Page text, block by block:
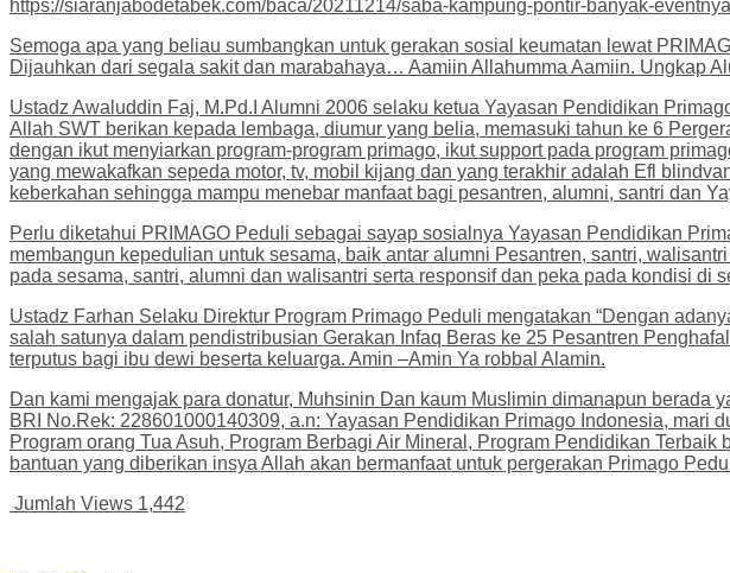
https://siaranjabodetabek.com/baca/20211214/saba-kampung-pontir-banyak-
Semoga apa yang beliau sumbangkan untuk gerakan sosial keumatan lewat
Dijauhkan dari segala sakit dan marabahaya… Aamiin Allahumma Aamiin. Ungkap
Ustadz Awaluddin Faj, M.Pd.I Alumni 2006 selaku ketua Yayasan Pendidikan
Allah SWT berikan kepada lembaga, diumur yang belia, memasuki tahun ke 6
dengan ikut menyiarkan program-program primago, ikut support pada program
yang mewakafkan sepeda motor, tv, mobil kijang dan yang terakhir adalah Efl
keberkahan sehingga mampu menebar manfaat bagi pesantren, alumni, santri dan
Perlu diketahui PRIMAGO Peduli sebagai sayap sosialnya Yayasan Pendidikan
membangun kepedulian untuk sesama, baik antar alumni Pesantren, santri,
pada sesama, santri, alumni dan walisantri serta responsif dan peka pada kondisi di
Ustadz Farhan Selaku Direktur Program Primago Peduli mengatakan “Dengan
salah satunya dalam pendistribusian Gerakan Infaq Beras ke 25 Pesantren
terputus bagi ibu dewi beserta keluarga. Amin –Amin Ya robbal Alamin.
Dan kami mengajak para donatur, Muhsinin Dan kaum Muslimin dimanapun
BRI No.Rek: 228601000140309, a.n: Yayasan Pendidikan Primago Indonesia, mari
Program orang Tua Asuh, Program Berbagi Air Mineral, Program Pendidikan
bantuan yang diberikan insya Allah akan bermanfaat untuk pergerakan Primago
Jumlah Views 1,442